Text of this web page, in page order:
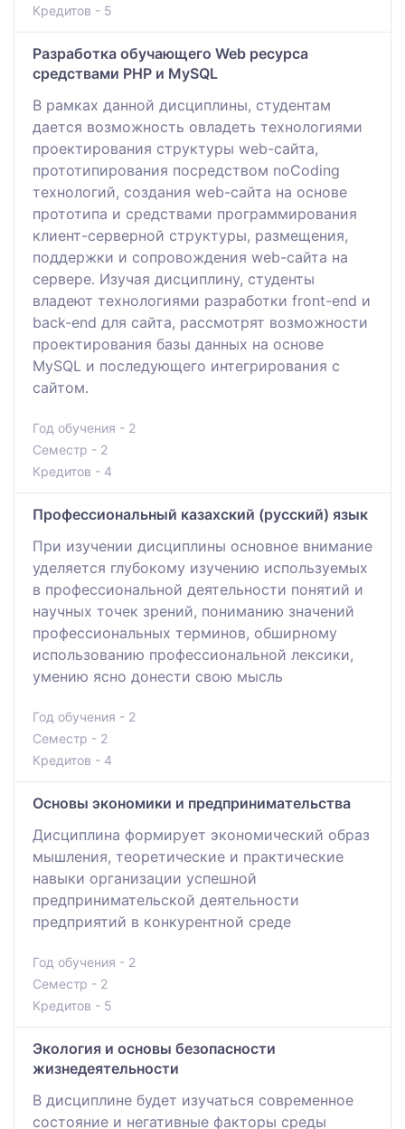
Кредитов - 5
Разработка обучающего Web ресурса
средствами PHP и MySQL
В рамках данной дисциплины, студентам
дается возможность овладеть технологиями
проектирования структуры web-сайта,
прототипирования посредством noCoding
технологий, создания web-сайта на основе
прототипа и средствами программирования
клиент-серверной структуры, размещения,
поддержки и сопровождения web-сайта на
сервере. Изучая дисциплину, студенты
владеют технологиями разработки front-end и
back-end для сайта, рассмотрят возможности
проектирования базы данных на основе
MySQL и последующего интегрирования с
сайтом.
Год обучения - 2
Семестр - 2
Кредитов - 4
Профессиональный казахский (русский) язык
При изучении дисциплины основное внимание
уделяется глубокому изучению используемых
в профессиональной деятельности понятий и
научных точек зрений, пониманию значений
профессиональных терминов, обширному
использованию профессиональной лексики,
умению ясно донести свою мысль
Год обучения - 2
Семестр - 2
Кредитов - 4
Основы экономики и предпринимательства
Дисциплина формирует экономический образ
мышления, теоретические и практические
навыки организации успешной
предпринимательской деятельности
предприятий в конкурентной среде
Год обучения - 2
Семестр - 2
Кредитов - 5
Экология и основы безопасности
жизнедеятельности
В дисциплине будет изучаться современное
состояние и негативные факторы среды